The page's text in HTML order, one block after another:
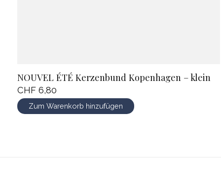
NOUVEL ÉTÉ Kerzenbund Kopenhagen – klein
CHF 6,80
Zum Warenkorb hinzufügen